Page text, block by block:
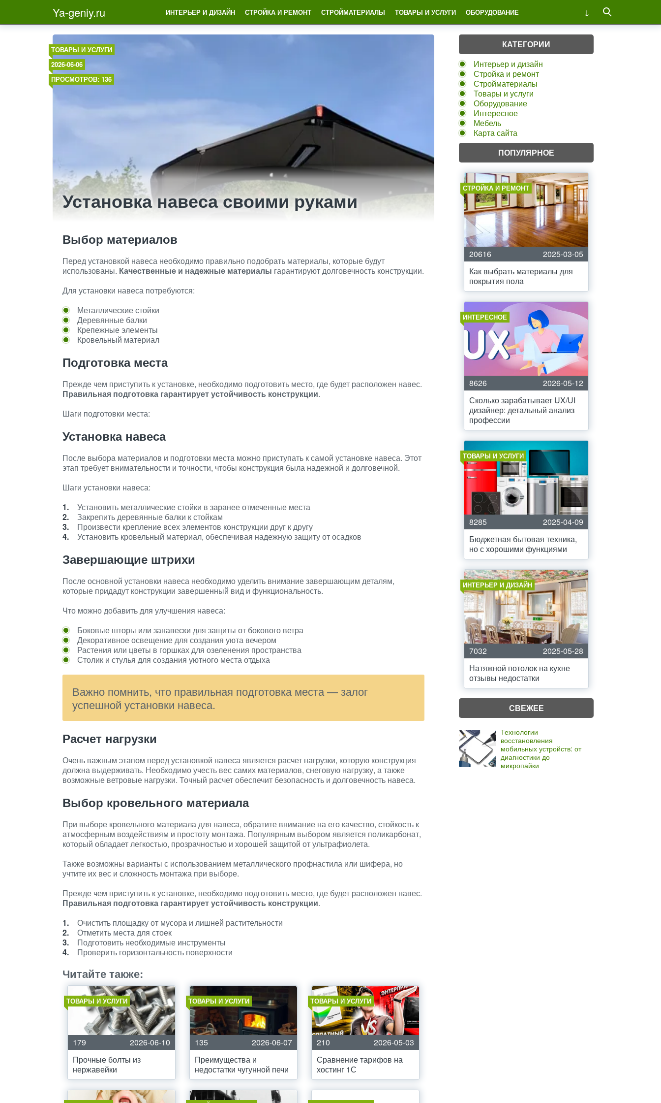
Ya-geniy.ru ИНТЕРЬЕР И ДИЗАЙН СТРОЙКА И РЕМОНТ СТРОЙМАТЕРИАЛЫ ТОВАРЫ И УСЛУГИ ОБОРУДОВАНИЕ
ТОВАРЫ И УСЛУГИ
2026-06-06
ПРОСМОТРОВ: 136
Установка навеса своими руками
Выбор материалов
Перед установкой навеса необходимо правильно подобрать материалы, которые будут
использованы. Качественные и надежные материалы гарантируют долговечность конструкции.
Для установки навеса потребуются:
Металлические стойки
Деревянные балки
Крепежные элементы
Кровельный материал
Подготовка места
Прежде чем приступить к установке, необходимо подготовить место, где будет расположен навес.
Правильная подготовка гарантирует устойчивость конструкции.
Шаги подготовки места:
Установка навеса
После выбора материалов и подготовки места можно приступать к самой установке навеса. Этот
этап требует внимательности и точности, чтобы конструкция была надежной и долговечной.
Шаги установки навеса:
Установить металлические стойки в заранее отмеченные места
Закрепить деревянные балки к стойкам
Произвести крепление всех элементов конструкции друг к другу
Установить кровельный материал, обеспечивая надежную защиту от осадков
Завершающие штрихи
После основной установки навеса необходимо уделить внимание завершающим деталям,
которые придадут конструкции завершенный вид и функциональность.
Что можно добавить для улучшения навеса:
Боковые шторы или занавески для защиты от бокового ветра
Декоративное освещение для создания уюта вечером
Растения или цветы в горшках для озеленения пространства
Столик и стулья для создания уютного места отдыха
Важно помнить, что правильная подготовка места — залог
успешной установки навеса.
Расчет нагрузки
Очень важным этапом перед установкой навеса является расчет нагрузки, которую конструкция
должна выдерживать. Необходимо учесть вес самих материалов, снеговую нагрузку, а также
возможные ветровые нагрузки. Точный расчет обеспечит безопасность и долговечность навеса.
Выбор кровельного материала
При выборе кровельного материала для навеса, обратите внимание на его качество, стойкость к
атмосферным воздействиям и простоту монтажа. Популярным выбором является поликарбонат,
который обладает легкостью, прозрачностью и хорошей защитой от ультрафиолета.
Также возможны варианты с использованием металлического профнастила или шифера, но
учтите их вес и сложность монтажа при выборе.
Прежде чем приступить к установке, необходимо подготовить место, где будет расположен навес.
Правильная подготовка гарантирует устойчивость конструкции.
Очистить площадку от мусора и лишней растительности
Отметить места для стоек
Подготовить необходимые инструменты
Проверить горизонтальность поверхности
Читайте также:
ТОВАРЫ И УСЛУГИ
179
2026-06-10
Прочные болты из
нержавейки
ТОВАРЫ И УСЛУГИ
135
2026-06-07
Преимущества и
недостатки чугунной печи
ТОВАРЫ И УСЛУГИ
210
2026-05-03
Сравнение тарифов на
хостинг 1С
КАТЕГОРИИ
Интерьер и дизайн
Стройка и ремонт
Стройматериалы
Товары и услуги
Оборудование
Интересное
Мебель
Карта сайта
ПОПУЛЯРНОЕ
СТРОЙКА И РЕМОНТ
20616
2025-03-05
Как выбрать материалы для
покрытия пола
ИНТЕРЕСНОЕ
8626
2026-05-12
Сколько зарабатывает UX/UI
дизайнер: детальный анализ
профессии
ТОВАРЫ И УСЛУГИ
8285
2025-04-09
Бюджетная бытовая техника,
но с хорошими функциями
ИНТЕРЬЕР И ДИЗАЙН
7032
2025-05-28
Натяжной потолок на кухне
отзывы недостатки
СВЕЖЕЕ
Технологии
восстановления
мобильных устройств: от
диагностики до
микропайки